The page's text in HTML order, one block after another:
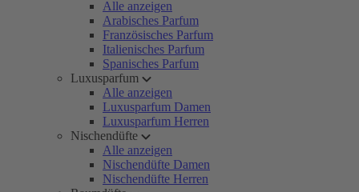
Alle anzeigen
Arabisches Parfum
Französisches Parfum
Italienisches Parfum
Spanisches Parfum
Luxusparfum
Alle anzeigen
Luxusparfum Damen
Luxusparfum Herren
Nischendüfte
Alle anzeigen
Nischendüfte Damen
Nischendüfte Herren